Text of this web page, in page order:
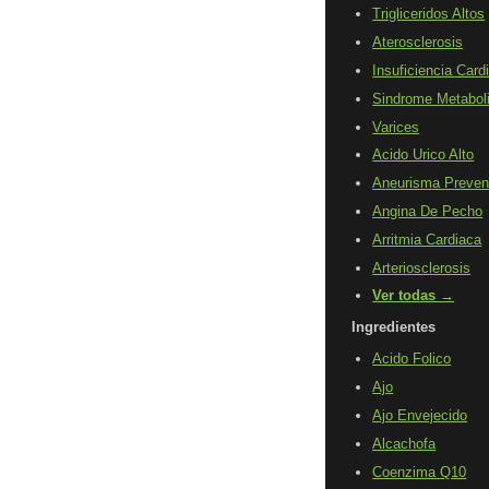
Trigliceridos Altos
Aterosclerosis
Insuficiencia
Sindrome
Varices
Acido Urico Alto
Aneurisma
Angina De Pecho
Arritmia Cardiaca
Arteriosclerosis
Ver todas →
Ingredientes
Acido Folico
Ajo
Ajo Envejecido
Alcachofa
Coenzima Q10